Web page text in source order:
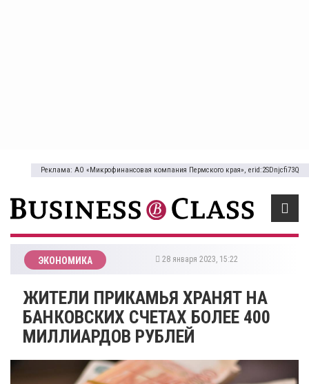
Реклама: АО «Микрофинансовая компания Пермского края», erid:2SDnjcfi73Q
ЭКОНОМИКА 28 января 2023, 15:22
ЖИТЕЛИ ПРИКАМЬЯ ХРАНЯТ НА
БАНКОВСКИХ СЧЕТАХ БОЛЕЕ 400
МИЛЛИАРДОВ РУБЛЕЙ